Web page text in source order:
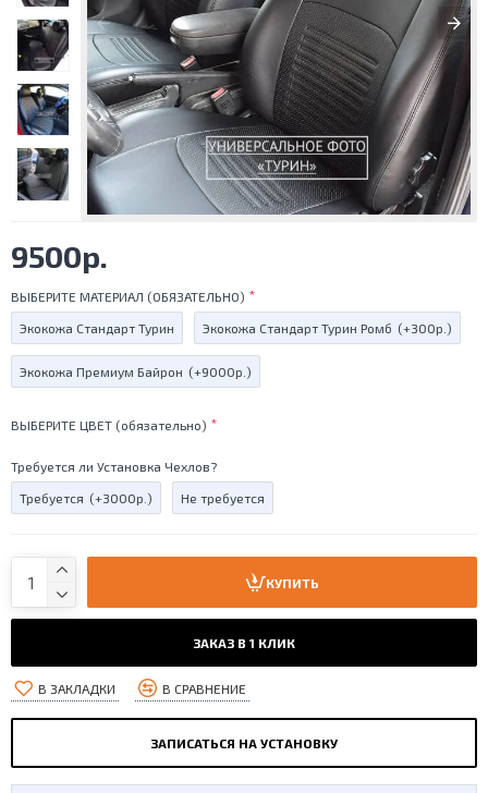
9500р.
ВЫБЕРИТЕ МАТЕРИАЛ (ОБЯЗАТЕЛЬНО)
Экокожа Стандарт Турин Экокожа Стандарт Турин Ромб (+300р.)
Экокожа Премиум Байрон (+9000р.)
ВЫБЕРИТЕ ЦВЕТ (обязательно)
Требуется ли Установка Чехлов?
Требуется (+3000р.) Не требуется
КУПИТЬ
ЗАКАЗ В 1 КЛИК
В ЗАКЛАДКИ В СРАВНЕНИЕ
ЗАПИСАТЬСЯ НА УСТАНОВКУ